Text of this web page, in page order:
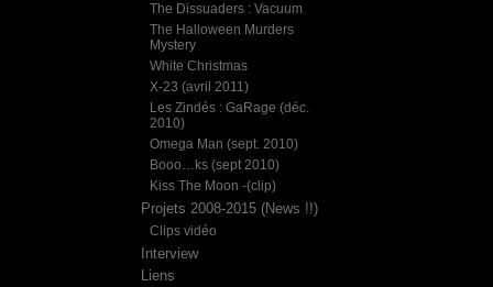
The Dissuaders : Vacuum
The Halloween Murders
Mystery
White Christmas
X-23 (avril 2011)
Les Zindés : GaRage (déc.
2010)
Omega Man (sept. 2010)
Booo…ks (sept 2010)
Kiss The Moon -(clip)
Projets 2008-2015 (News !!)
Clips vidéo
Interview
Liens